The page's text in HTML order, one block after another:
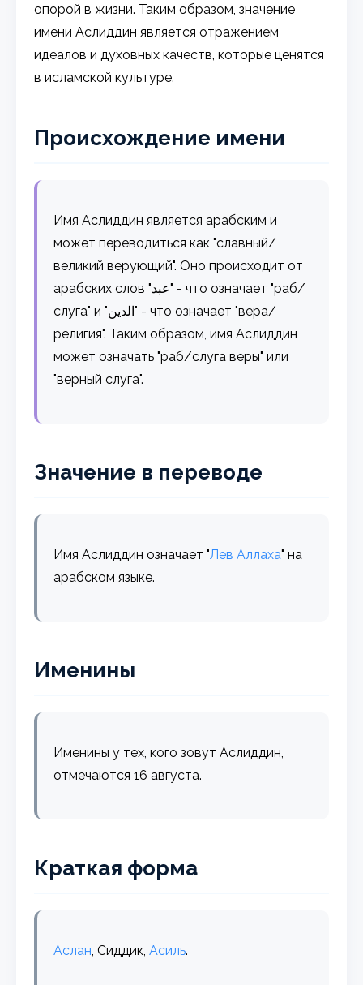
опорой в жизни. Таким образом, значение
имени Аслиддин является отражением
идеалов и духовных качеств, которые ценятся
в исламской культуре.
Происхождение имени
Имя Аслиддин является арабским и
может переводиться как "славный/
великий верующий". Оно происходит от
арабских слов "عبد" - что означает "раб/
слуга" и "الدين" - что означает "вера/
религия". Таким образом, имя Аслиддин
может означать "раб/слуга веры" или
"верный слуга".
Значение в переводе
Имя Аслиддин означает "Лев Аллаха" на
арабском языке.
Именины
Именины у тех, кого зовут Аслиддин,
отмечаются 16 августа.
Краткая форма
Аслан, Сиддик,Асиль.